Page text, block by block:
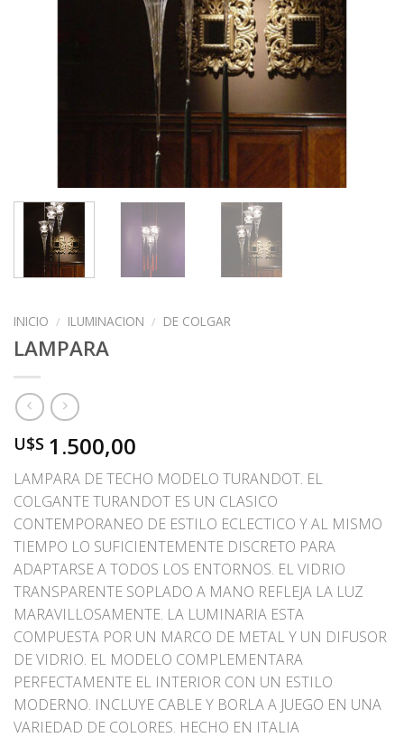
INICIO / ILUMINACION / DE COLGAR
LAMPARA
U$S 1.500,00
LAMPARA DE TECHO MODELO TURANDOT. EL
COLGANTE TURANDOT ES UN CLASICO
CONTEMPORANEO DE ESTILO ECLECTICO Y AL MISMO
TIEMPO LO SUFICIENTEMENTE DISCRETO PARA
ADAPTARSE A TODOS LOS ENTORNOS. EL VIDRIO
TRANSPARENTE SOPLADO A MANO REFLEJA LA LUZ
MARAVILLOSAMENTE. LA LUMINARIA ESTA
COMPUESTA POR UN MARCO DE METAL Y UN DIFUSOR
DE VIDRIO. EL MODELO COMPLEMENTARA
PERFECTAMENTE EL INTERIOR CON UN ESTILO
MODERNO. INCLUYE CABLE Y BORLA A JUEGO EN UNA
VARIEDAD DE COLORES. HECHO EN ITALIA